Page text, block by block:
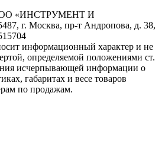
«ИНСТРУМЕНТ И
г. Москва, пр-т Андропова, д. 38,
информационный характер и не
определяемой положениями ст.
исчерпывающей информации о
габаритах и весе товаров
по продажам.